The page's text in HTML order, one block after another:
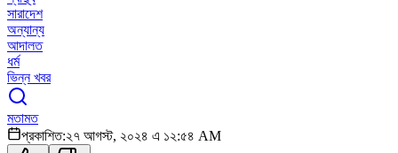
সারাদেশ
অন্যান্য
আদালত
ধর্ম
ভিন্ন খবর
মতামত
প্রকাশিত:২৭ আগস্ট, ২০২৪ এ ১২:৫৪ AM